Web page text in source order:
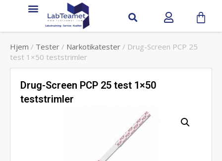
Hjem / Tester / Narkotikatester / Drug-Screen PCP 25
test 1×50 teststrimler
Drug-Screen PCP 25 test 1×50
teststrimler